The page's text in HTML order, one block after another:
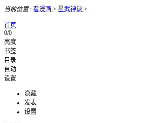
当前位置: 看漫画 > 星武神诀 >
首页
0/0
亮度
书签
目录
自动
设置
隐藏
发表
设置